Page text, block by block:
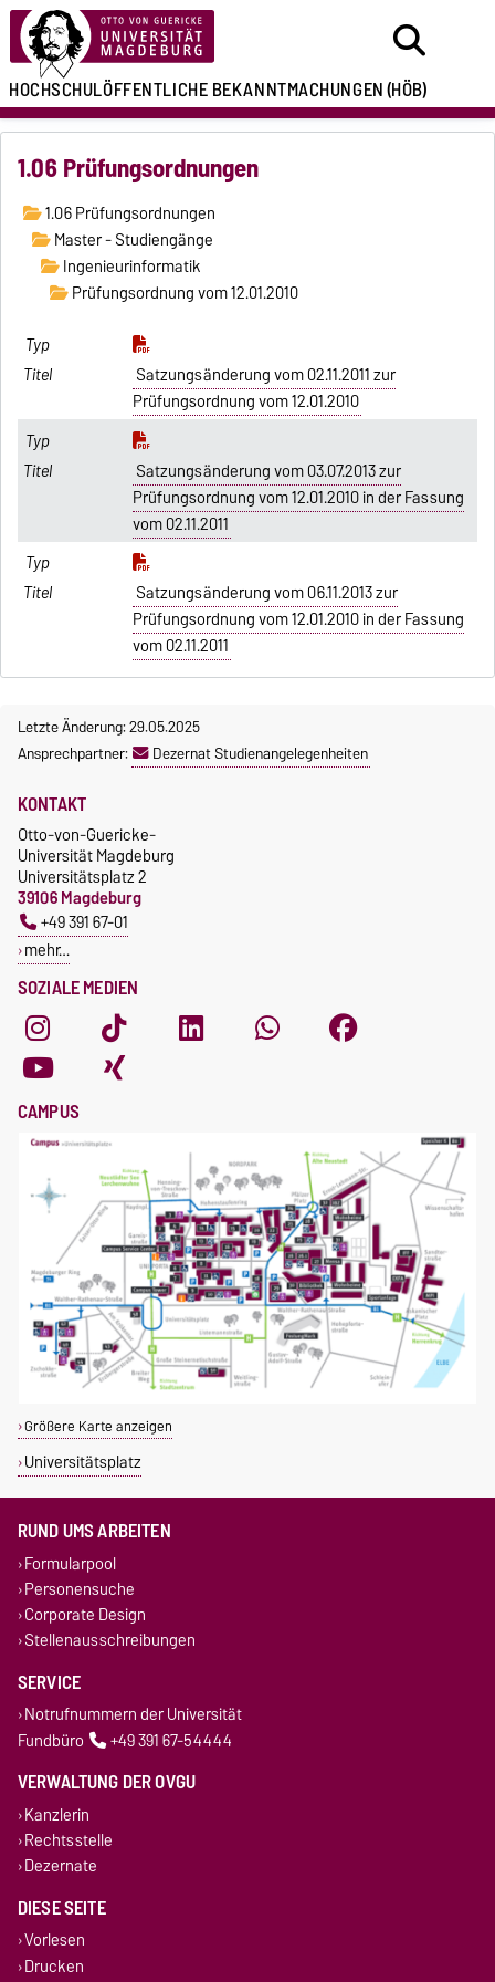
HOCHSCHULÖFFENTLICHEBEKANNTMACHUNGEN(HÖB)
1.06 Prüfungsordnungen
1.06 Prüfungsordnungen
Master - Studiengänge
Ingenieurinformatik
Prüfungsordnung vom 12.01.2010
Satzungsänderung vom 02.11.2011 zur
Prüfungsordnung vom 12.01.2010
Satzungsänderung vom 03.07.2013 zur
Prüfungsordnung vom 12.01.2010 in der Fassung
vom 02.11.2011
Satzungsänderung vom 06.11.2013 zur
Prüfungsordnung vom 12.01.2010 in der Fassung
vom 02.11.2011
Letzte Änderung: 29.05.2025
Ansprechpartner:
Dezernat Studienangelegenheiten
SOZIALE MEDIEN
KONTAKT
Otto-von-Guericke-
Universität Magdeburg
Universitätsplatz 2
39106 Magdeburg
+49 391 67-01
mehr…
CAMPUS
Größere Karte anzeigen
Universitätsplatz
RUND UMS ARBEITEN
Formularpool
Personensuche
Corporate Design
Stellenausschreibungen
SERVICE
Notrufnummern der Universität
Fundbüro
+49 391 67-54444
VERWALTUNG DER OVGU
Kanzlerin
Rechtsstelle
Dezernate
DIESE SEITE
Vorlesen
Drucken